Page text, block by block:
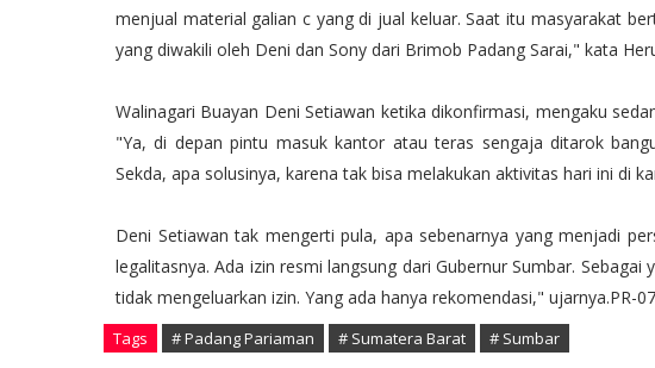
menjual material galian c yang di jual keluar. Saat itu masyarakat
yang diwakili oleh Deni dan Sony dari Brimob Padang Sarai," kata
Walinagari Buayan Deni Setiawan ketika dikonfirmasi, mengaku
"Ya, di depan pintu masuk kantor atau teras sengaja ditarok
Sekda, apa solusinya, karena tak bisa melakukan aktivitas hari ini di
Deni Setiawan tak mengerti pula, apa sebenarnya yang menjadi
legalitasnya. Ada izin resmi langsung dari Gubernur Sumbar.
tidak mengeluarkan izin. Yang ada hanya rekomendasi," ujarnya.PR-07
Tags # Padang Pariaman # Sumatera Barat # Sumbar